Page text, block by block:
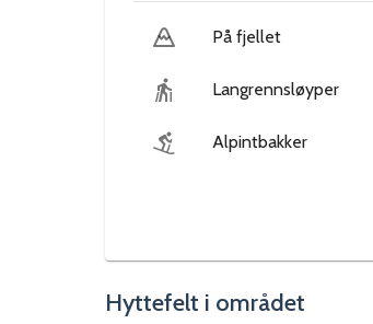
På fjellet
Langrennsløyper
Alpintbakker
Hyttefelt i området